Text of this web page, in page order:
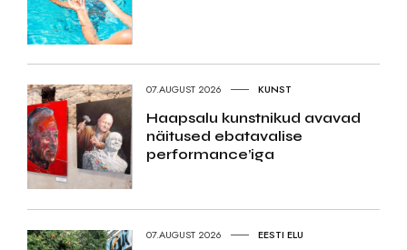
07.AUGUST 2026 KUNST
Haapsalu kunstnikud avavad
näitused ebatavalise
performance’iga
07.AUGUST 2026 EESTI ELU